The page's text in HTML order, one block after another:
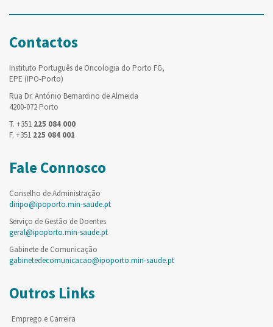
Contactos
Instituto Português de Oncologia do Porto FG,
EPE (IPO-Porto)
Rua Dr. António Bernardino de Almeida
4200-072 Porto
T. +351 225 084 000
F. +351 225 084 001
Fale Connosco
Conselho de Administração
diripo@ipoporto.min-saude.pt
Serviço de Gestão de Doentes
geral@ipoporto.min-saude.pt
Gabinete de Comunicação
gabinetedecomunicacao@ipoporto.min-saude.pt
Outros Links
Emprego e Carreira